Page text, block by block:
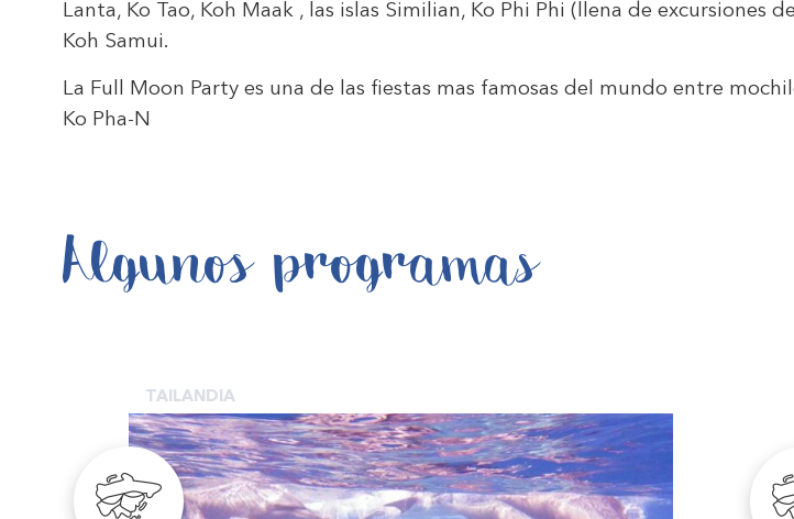
Lanta, Ko Tao, Koh Maak , las islas Similian, Ko Phi Phi (llena de
Koh Samui.
La Full Moon Party es una de las fiestas mas famosas del mundo entre
Ko Pha-N
Algunos programas
TAILANDIA